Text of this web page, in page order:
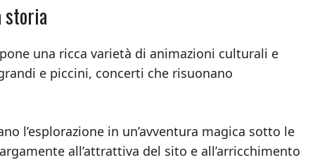
storia
una ricca varietà di animazioni culturali e
e piccini, concerti che risuonano
l’esplorazione in un’avventura magica sotto le
all’attrattiva del sito e all’arricchimento